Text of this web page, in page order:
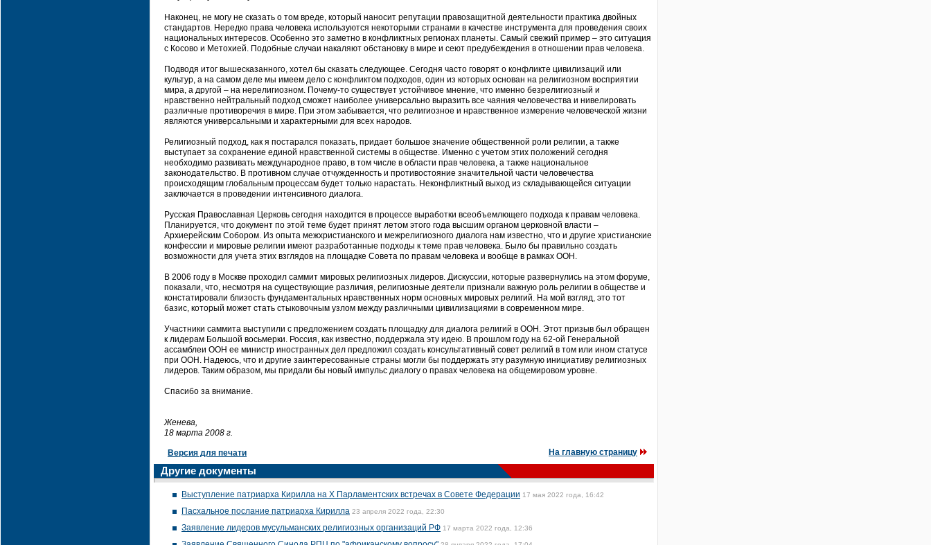
Наконец, не могу не сказать о том вреде, который наносит репутации правозащитной деятельности практика двойных
стандартов. Нередко права человека используются некоторыми странами в качестве инструмента для проведения своих
национальных интересов. Особенно это заметно в конфликтных регионах планеты. Самый свежий пример – это ситуация
с Косово и Метохией. Подобные случаи накаляют обстановку в мире и сеют предубеждения в отношении прав человека.
Подводя итог вышесказанного, хотел бы сказать следующее. Сегодня часто говорят о конфликте цивилизаций или
культур, а на самом деле мы имеем дело с конфликтом подходов, один из которых основан на религиозном восприятии
мира, а другой – на нерелигиозном. Почему-то существует устойчивое мнение, что именно безрелигиозный и
нравственно нейтральный подход сможет наиболее универсально выразить все чаяния человечества и нивелировать
различные противоречия в мире. При этом забывается, что религиозное и нравственное измерение человеческой жизни
являются универсальными и характерными для всех народов.
Религиозный подход, как я постарался показать, придает большое значение общественной роли религии, а также
выступает за сохранение единой нравственной системы в обществе. Именно с учетом этих положений сегодня
необходимо развивать международное право, в том числе в области прав человека, а также национальное
законодательство. В противном случае отчужденность и противостояние значительной части человечества
происходящим глобальным процессам будет только нарастать. Неконфликтный выход из складывающейся ситуации
заключается в проведении интенсивного диалога.
Русская Православная Церковь сегодня находится в процессе выработки всеобъемлющего подхода к правам человека.
Планируется, что документ по этой теме будет принят летом этого года высшим органом церковной власти –
Архиерейским Собором. Из опыта межхристианского и межрелигиозного диалога нам известно, что и другие христианские
конфессии и мировые религии имеют разработанные подходы к теме прав человека. Было бы правильно создать
возможности для учета этих взглядов на площадке Совета по правам человека и вообще в рамках ООН.
В 2006 году в Москве проходил саммит мировых религиозных лидеров. Дискуссии, которые развернулись на этом форуме,
показали, что, несмотря на существующие различия, религиозные деятели признали важную роль религии в обществе и
констатировали близость фундаментальных нравственных норм основных мировых религий. На мой взгляд, это тот
базис, который может стать стыковочным узлом между различными цивилизациями в современном мире.
Участники саммита выступили с предложением создать площадку для диалога религий в ООН. Этот призыв был обращен
к лидерам Большой восьмерки. Россия, как известно, поддержала эту идею. В прошлом году на 62-ой Генеральной
ассамблеи ООН ее министр иностранных дел предложил создать консультативный совет религий в том или ином статусе
при ООН. Надеюсь, что и другие заинтересованные страны могли бы поддержать эту разумную инициативу религиозных
лидеров. Таким образом, мы придали бы новый импульс диалогу о правах человека на общемировом уровне.
Спасибо за внимание.
Женева,
18 марта 2008 г.
Версия для печати На главную страницу
Другие документы
Выступление патриарха Кирилла на X Парламентских встречах в Совете Федерации 17 мая 2022 года, 16:42
Пасхальное послание патриарха Кирилла 23 апреля 2022 года, 22:30
Заявление лидеров мусульманских религиозных организаций РФ 17 марта 2022 года, 12:36